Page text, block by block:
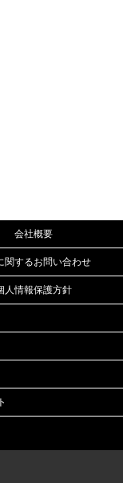
会社概要
関するお問い合わせ
人情報保護方針